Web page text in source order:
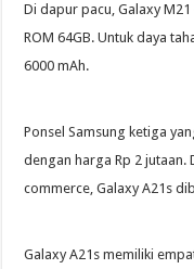
Di dapur pacu, Galaxy
ROM 64GB. Untuk daya
6000 mAh.
Ponsel Samsung ketiga
dengan harga Rp 2
commerce, Galaxy A21s
Galaxy A21s memiliki